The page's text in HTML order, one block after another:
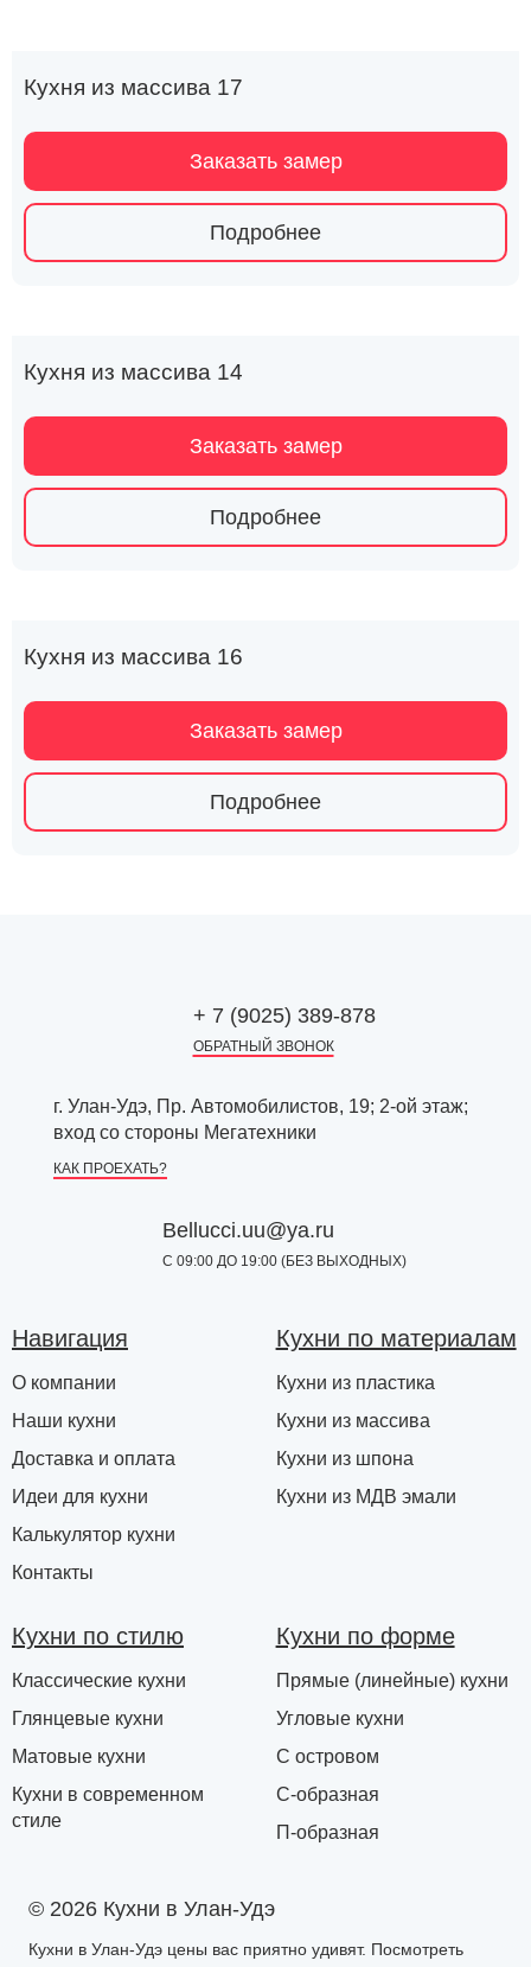
Кухня из массива 17
Заказать замер
Подробнее
Кухня из массива 14
Заказать замер
Подробнее
Кухня из массива 16
Заказать замер
Подробнее
+ 7 (9025) 389-878
ОБРАТНЫЙ ЗВОНОК
г. Улан-Удэ, Пр. Автомобилистов, 19; 2-ой этаж;
вход со стороны Мегатехники
КАК ПРОЕХАТЬ?
Bellucci.uu@ya.ru
С 09:00 ДО 19:00 (БЕЗ ВЫХОДНЫХ)
© 2026 Кухни в Улан-Удэ
Кухни в Улан-Удэ цены вас приятно удивят. Посмотреть
Навигация
О компании
Наши кухни
Доставка и оплата
Идеи для кухни
Калькулятор кухни
Контакты
Кухни по материалам
Кухни из пластика
Кухни из массива
Кухни из шпона
Кухни из МДВ эмали
Кухни по стилю
Классические кухни
Глянцевые кухни
Матовые кухни
Кухни в современном
стиле
Кухни по форме
Прямые (линейные) кухни
Угловые кухни
С островом
С-образная
П-образная